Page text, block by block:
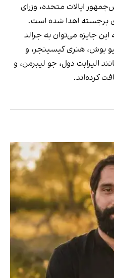
ایالات متحده، وزرای
برجسته اهدا شده است.
جایزه می‌توان به جرالد
بوش، هنری کیسینجر، و
الیزابت دول، جو لیبرمن، و
کرده‌اند.